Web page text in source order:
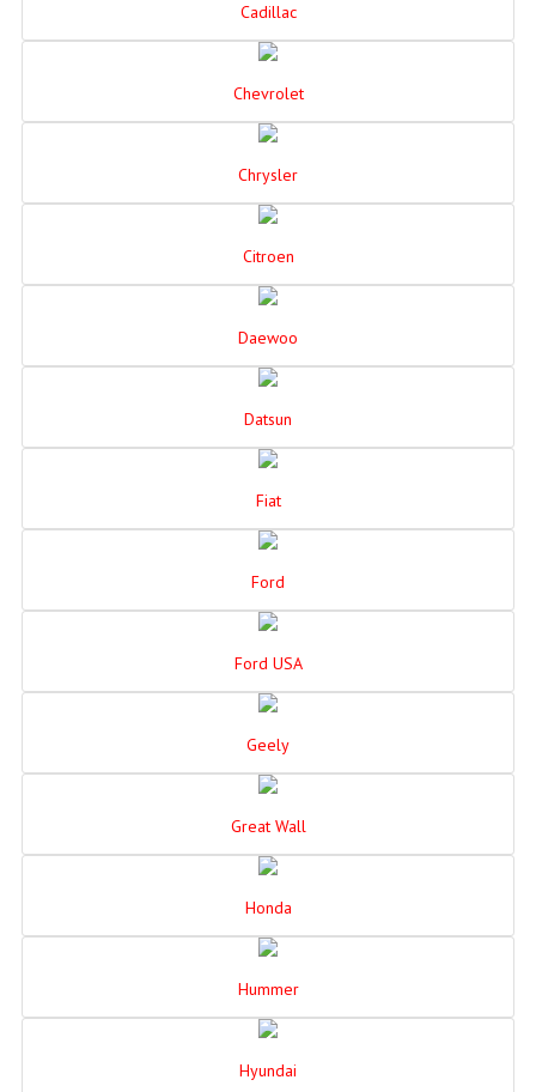
Cadillac
Chevrolet
Chrysler
Citroen
Daewoo
Datsun
Fiat
Ford
Ford USA
Geely
Great Wall
Honda
Hummer
Hyundai